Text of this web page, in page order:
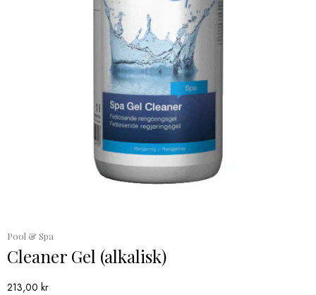
Pool & Spa
Cleaner Gel (alkalisk)
213,00 kr